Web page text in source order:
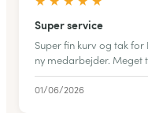
Super service
Super fin kurv og tak
ny medarbejder. Meget
01/06/2026